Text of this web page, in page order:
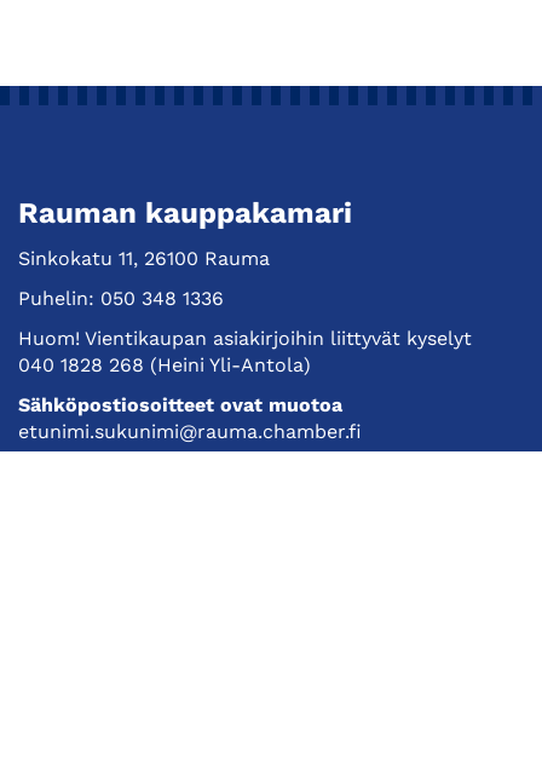
Rauman kauppakamari
Sinkokatu 11, 26100 Rauma
Puhelin: 050 348 1336
Huom! Vientikaupan asiakirjoihin liittyvät kyselyt
040 1828 268 (Heini Yli-Antola)
Sähköpostiosoitteet ovat muotoa
etunimi.sukunimi@rauma.chamber.fi